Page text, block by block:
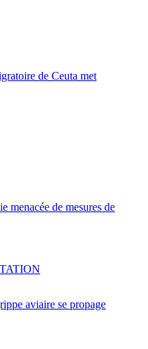
de Ceuta met
menacée de mesures de
aviaire se propage